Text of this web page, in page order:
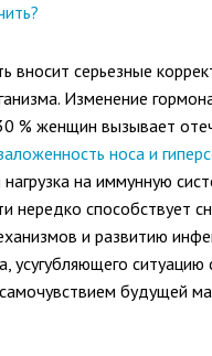
вносит серьезные
Изменение
% женщин вызывает
носа и
на иммунную
нередко способствует
и развитию
усугубляющего
будущей